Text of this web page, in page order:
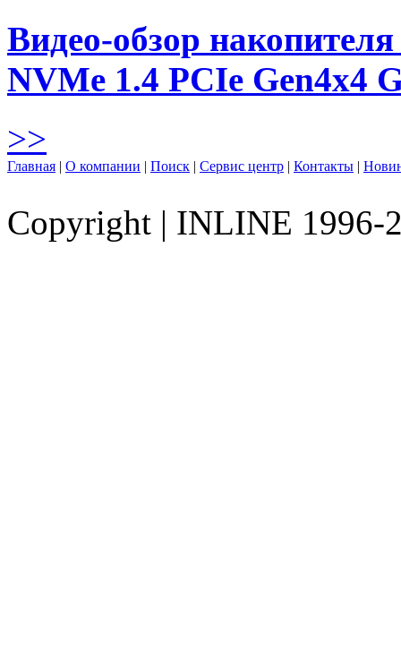
Видео-обзор
NVMe 1.4 PCIe Gen4х4
>>
Главная | О компании | Поиск | Сервис центр | Контакты |
Copyright | INLINE 1996-